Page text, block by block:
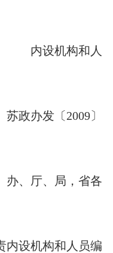
和人
〕
办、厅、局，省各
设机构和人员编